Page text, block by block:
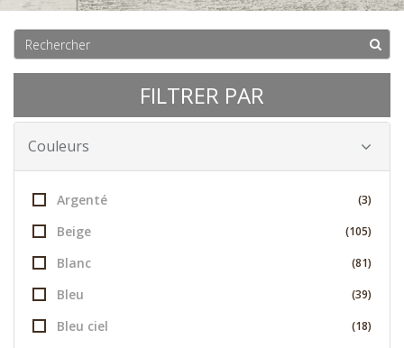
FILTRER PAR
Couleurs
Argenté (3)
Beige (105)
Blanc (81)
Bleu (39)
Bleu ciel (18)